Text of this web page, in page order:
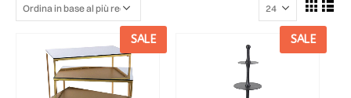
SALE SALE